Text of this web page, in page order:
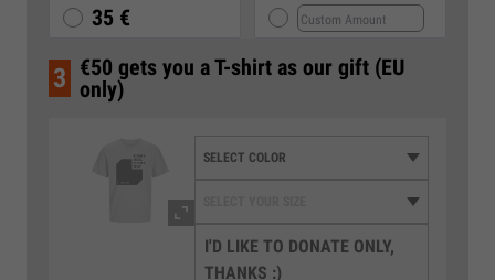
35 €
3 €50 gets you a T-shirt as our gift (EU
only)
I'D LIKE TO DONATE ONLY,
THANKS :)